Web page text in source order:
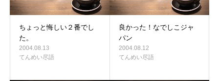
ちょっと悔しい２番でし
た。
2004.08.13
てんめい尽語
良かった！なでしこジャ
パン
2004.08.12
てんめい尽語